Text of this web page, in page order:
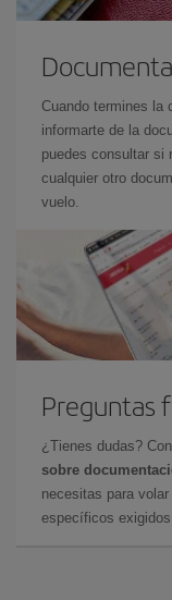
Cuando termines la
informarte de la
puedes consultar si
cualquier otro
vuelo.
Preguntas
¿Tienes dudas?
sobre
necesitas para
específicos